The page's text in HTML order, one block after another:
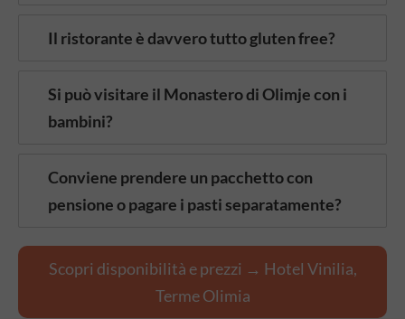
Il ristorante è davvero tutto gluten free?
Si può visitare il Monastero di Olimje con i
bambini?
Conviene prendere un pacchetto con
pensione o pagare i pasti separatamente?
Scopri disponibilità e prezzi → Hotel Vinilia,
Terme Olimia